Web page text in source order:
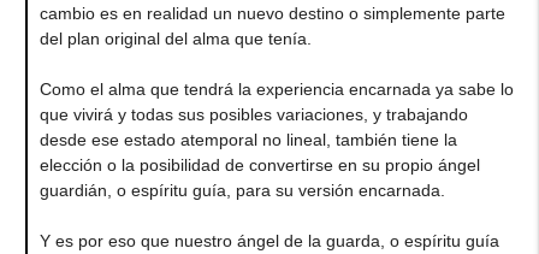
cambio es en realidad un nuevo destino o simplemente parte
del plan original del alma que tenía.
Como el alma que tendrá la experiencia encarnada ya sabe lo
que vivirá y todas sus posibles variaciones, y trabajando
desde ese estado atemporal no lineal, también tiene la
elección o la posibilidad de convertirse en su propio ángel
guardián, o espíritu guía, para su versión encarnada.
Y es por eso que nuestro ángel de la guarda, o espíritu guía